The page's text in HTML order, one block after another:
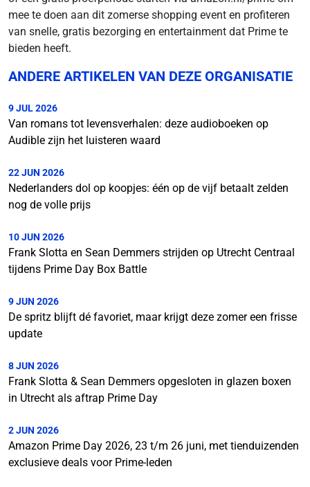
mee te doen aan dit zomerse shopping event en profiteren
van snelle, gratis bezorging en entertainment dat Prime te
bieden heeft.
ANDERE ARTIKELEN VAN DEZE ORGANISATIE
9 JUL 2026
Van romans tot levensverhalen: deze audioboeken op
Audible zijn het luisteren waard
22 JUN 2026
Nederlanders dol op koopjes: één op de vijf betaalt zelden
nog de volle prijs
10 JUN 2026
Frank Slotta en Sean Demmers strijden op Utrecht Centraal
tijdens Prime Day Box Battle
9 JUN 2026
De spritz blijft dé favoriet, maar krijgt deze zomer een frisse
update
8 JUN 2026
Frank Slotta & Sean Demmers opgesloten in glazen boxen
in Utrecht als aftrap Prime Day
2 JUN 2026
Amazon Prime Day 2026, 23 t/m 26 juni, met tienduizenden
exclusieve deals voor Prime-leden